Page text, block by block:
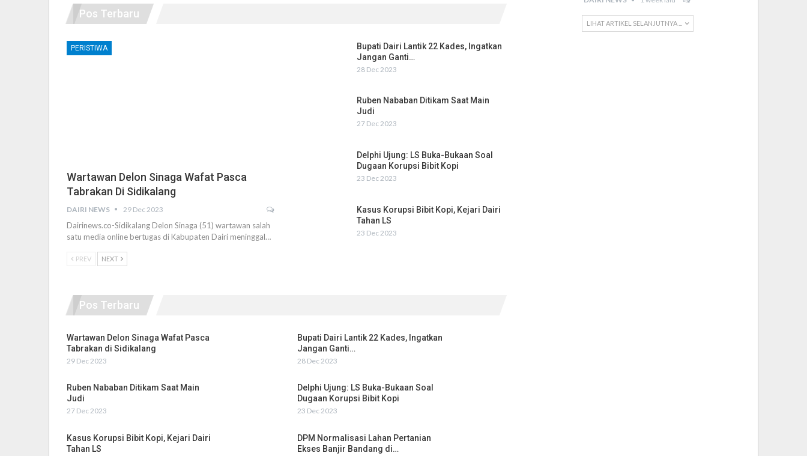
Pos Terbaru
PERISTIWA
Wartawan Delon Sinaga Wafat Pasca
Tabrakan Di Sidikalang
DAIRI NEWS 29 Dec 2023
Dairinews.co-Sidikalang Delon Sinaga (51) wartawan salah
satu media online bertugas di Kabupaten Dairi meninggal…
Bupati Dairi Lantik 22 Kades, Ingatkan
Jangan Ganti…
28 Dec 2023
Ruben Nababan Ditikam Saat Main
Judi
27 Dec 2023
Delphi Ujung: LS Buka-Bukaan Soal
Dugaan Korupsi Bibit Kopi
23 Dec 2023
Kasus Korupsi Bibit Kopi, Kejari Dairi
Tahan LS
23 Dec 2023
PREV NEXT
Pos Terbaru
Wartawan Delon Sinaga Wafat Pasca
Tabrakan di Sidikalang
29 Dec 2023
Bupati Dairi Lantik 22 Kades, Ingatkan
Jangan Ganti…
28 Dec 2023
Ruben Nababan Ditikam Saat Main
Judi
27 Dec 2023
Delphi Ujung: LS Buka-Bukaan Soal
Dugaan Korupsi Bibit Kopi
23 Dec 2023
Kasus Korupsi Bibit Kopi, Kejari Dairi
Tahan LS
DPM Normalisasi Lahan Pertanian
Ekses Banjir Bandang di…
LIHAT ARTIKEL SELANJUTNYA ...